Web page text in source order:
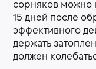
сорняков можно
15 дней после
эффективного
держать
должен